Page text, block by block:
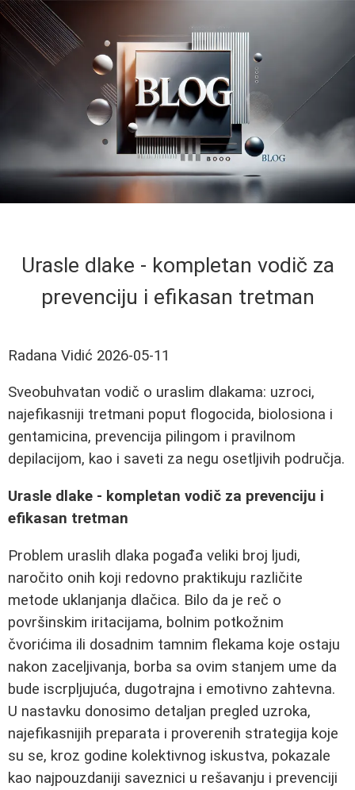
Urasle dlake - kompletan vodič za
prevenciju i efikasan tretman
Radana Vidić 2026-05-11
Sveobuhvatan vodič o uraslim dlakama: uzroci,
najefikasniji tretmani poput flogocida, biolosiona i
gentamicina, prevencija pilingom i pravilnom
depilacijom, kao i saveti za negu osetljivih područja.
Urasle dlake - kompletan vodič za prevenciju i
efikasan tretman
Problem uraslih dlaka pogađa veliki broj ljudi,
naročito onih koji redovno praktikuju različite
metode uklanjanja dlačica. Bilo da je reč o
površinskim iritacijama, bolnim potkožnim
čvorićima ili dosadnim tamnim flekama koje ostaju
nakon zaceljivanja, borba sa ovim stanjem ume da
bude iscrpljujuća, dugotrajna i emotivno zahtevna.
U nastavku donosimo detaljan pregled uzroka,
najefikasnijih preparata i proverenih strategija koje
su se, kroz godine kolektivnog iskustva, pokazale
kao najpouzdaniji saveznici u rešavanju i prevenciji